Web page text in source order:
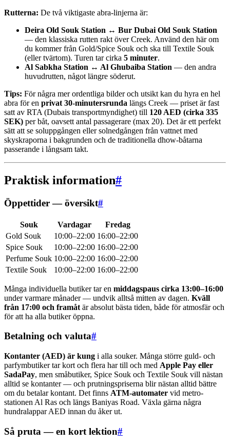
Rutterna: De två viktigaste abra-linjerna är:
Deira Old Souk Station ↔ Bur Dubai Old Souk Station
— den klassiska rutten rakt över Creek. Använd den här om
du kommer från Gold/Spice Souk och ska till Textile Souk
(eller tvärtom). Turen tar cirka 5 minuter.
Al Sabkha Station ↔ Al Ghubaiba Station — den andra
huvudrutten, något längre söderut.
Tips: För några mer ordentliga bilder och utsikt kan du hyra en hel
abra för en privat 30-minutersrunda längs Creek — priset är fast
satt av RTA (Dubais transport­myndighet) till 120 AED (cirka 335
SEK) per båt, oavsett antal passagerare (max 20). Det är ett perfekt
sätt att se soluppgången eller solnedgången från vattnet med
skyskraporna i bakgrunden och de traditionella dhow-båtarna
passerande i långsam takt.
Praktisk information#
Öppettider — översikt#
Souk Vardagar
Fredag
Gold Souk
10:00–22:00 16:00–22:00
Spice Souk
10:00–22:00 16:00–22:00
Perfume Souk 10:00–22:00 16:00–22:00
Textile Souk
10:00–22:00 16:00–22:00
Många individuella butiker tar en middags­paus cirka 13:00–16:00
under varmare månader — undvik alltså mitten av dagen. Kväll
från 17:00 och framåt är absolut bästa tiden, både för atmosfär och
för att ha alla butiker öppna.
Betalning och valuta#
Kontanter (AED) är kung i alla souker. Många större guld- och
parfym­butiker tar kort och flera har till och med Apple Pay eller
SadaPay, men småbutiker, Spice Souk och Textile Souk vill nästan
alltid se kontanter — och prutnings­priserna blir nästan alltid bättre
om du betalar kontant. Det finns ATM-automater vid metro­
stationen Al Ras och längs Baniyas Road. Växla gärna några
hundralappar AED innan du åker ut.
Så pruta — en kort lektion#